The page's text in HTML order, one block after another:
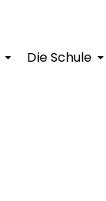
Die Schule